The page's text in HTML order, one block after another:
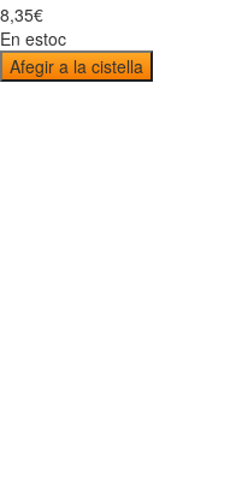
8,35€
En estoc
Afegir a la cistella